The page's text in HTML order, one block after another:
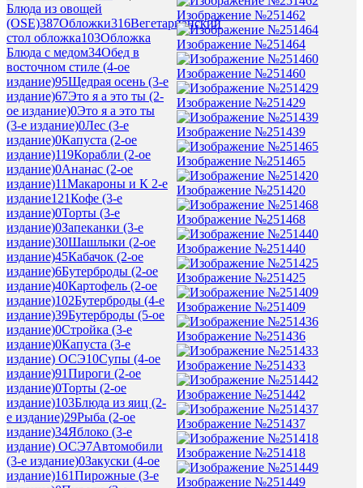
Блюда из овощей
(OSE)387Обложки316Вегетарианский
стол обложка103Обложка
Блюда с медом34Обед в
восточном стиле (4-ое
издание)95Щедрая осень (3-е
издание)67Это я а это ты (2-
ое издание)0Это я а это ты
(3-е издание)0Лес (3-е
издание)0Капуста (2-ое
издание)119Корабли (2-ое
издание)0Ананас (2-ое
издание)11Макароны и К 2-е
издание121Кофе (3-е
издание)0Торты (3-е
издание)0Запеканки (3-е
издание)30Шашлыки (2-ое
издание)45Кабачок (2-ое
издание)6Бутерброды (2-ое
издание)40Картофель (2-ое
издание)102Бутерброды (4-е
издание)39Бутерброды (5-ое
издание)0Стройка (3-е
издание)0Капуста (3-е
издание) ОСЭ10Супы (4-ое
издание)91Пироги (2-ое
издание)0Торты (2-ое
издание)103Блюда из яиц (2-
е издание)29Рыба (2-ое
издание)34Яблоко (3-е
издание) ОСЭ7Автомобили
(3-е издание)0Закуски (4-ое
издание)161Пирожные (3-е
Изображение №251462
Изображение №251464
Изображение №251460
Изображение №251429
Изображение №251439
Изображение №251465
Изображение №251420
Изображение №251468
Изображение №251440
Изображение №251425
Изображение №251409
Изображение №251436
Изображение №251433
Изображение №251442
Изображение №251437
Изображение №251418
Изображение №251449